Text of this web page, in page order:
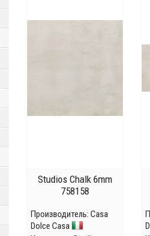
Studios Chalk 6mm
758158
Производитель: Casa
Dolce Casa